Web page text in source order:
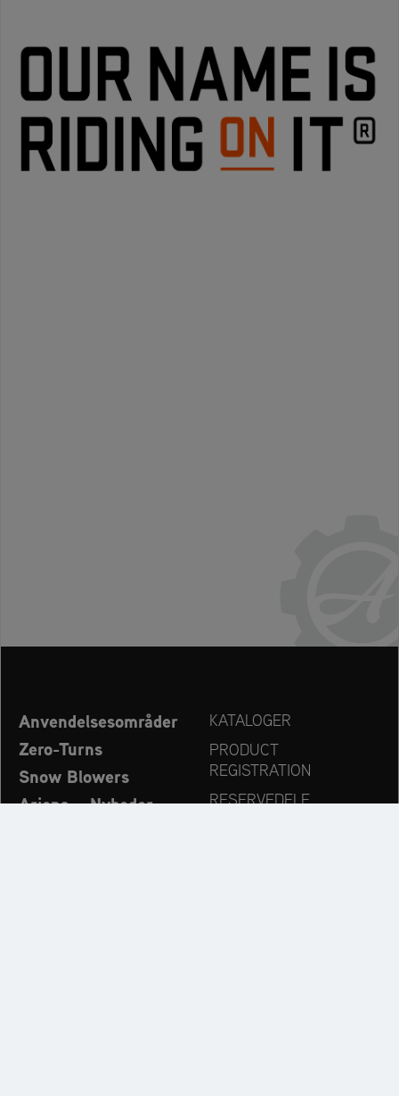
Anvendelsesområder
Zero-Turns
Snow Blowers
Ariens – Nyheder
KATALOGER
PRODUCT
REGISTRATION
RESERVEDELE